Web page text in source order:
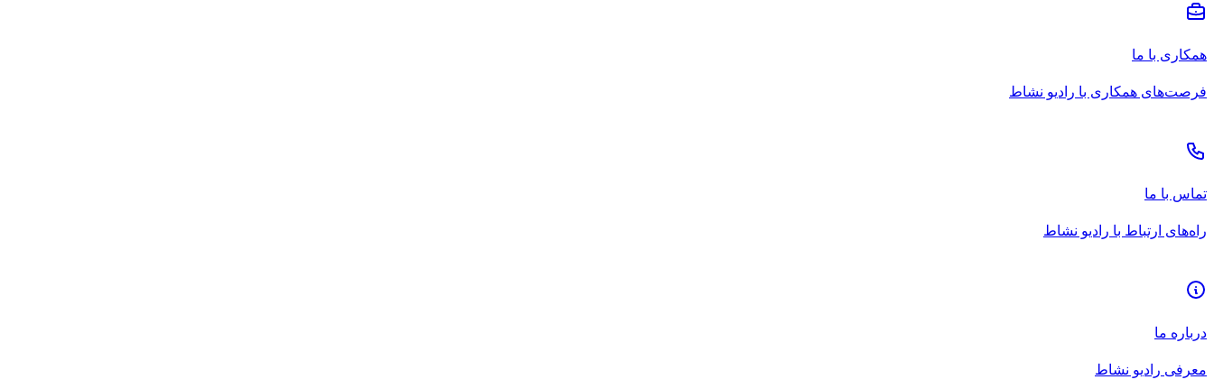
همکاری با ما
فرصت‌های همکاری با رادیو نشاط
تماس با ما
راه‌های ارتباط با رادیو نشاط
درباره ما
معرفی رادیو نشاط